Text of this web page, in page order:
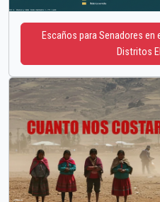
Escaños para Senadores
Distritos